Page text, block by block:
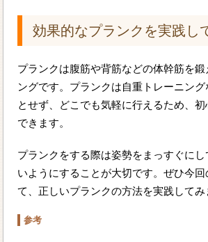
効果的なプランクを実践し
プランクは腹筋や背筋などの体幹筋を
ングです。プランクは自重トレーニン
とせず、どこでも気軽に行えるため、
できます。
プランクをする際は姿勢をまっすぐに
いようにすることが大切です。ぜひ今
て、正しいプランクの方法を実践してみ
参考